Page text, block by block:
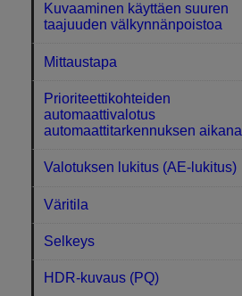
Kuvaaminen käyttäen suuren
taajuuden välkynnänpoistoa
Mittaustapa
Prioriteettikohteiden
automaattivalotus
automaattitarkennuksen aikana
Valotuksen lukitus (AE-lukitus)
Väritila
Selkeys
HDR-kuvaus (PQ)